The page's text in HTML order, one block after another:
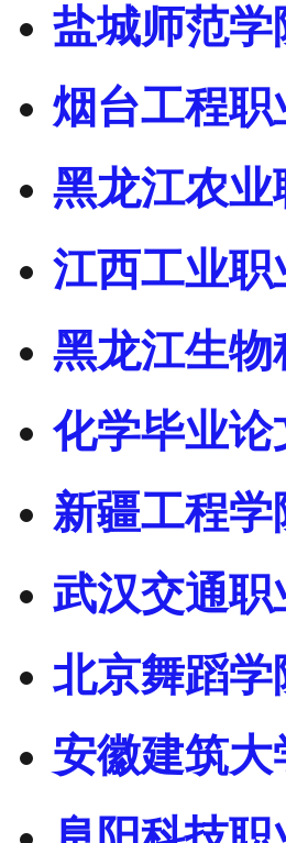
盐城师范学
烟台工程
黑龙江农
江西工业
黑龙江生
化学毕业论
新疆工程学
武汉交通职
北京舞蹈学
安徽建筑